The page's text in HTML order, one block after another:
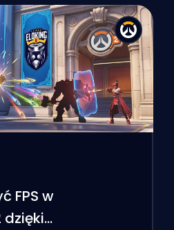
FPS w
dzięki